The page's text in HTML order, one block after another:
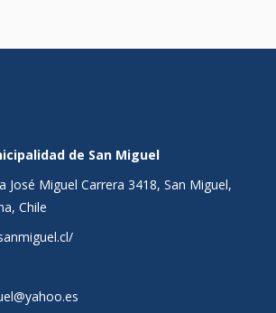
de San Miguel
José Miguel Carrera 3418, San Miguel,
Chile